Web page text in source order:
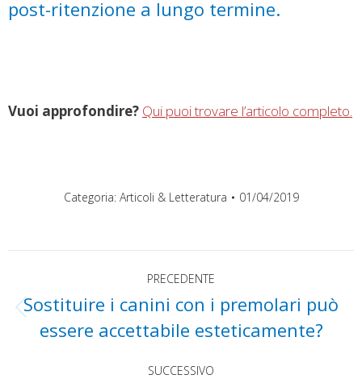
post-ritenzione a lungo termine.
Vuoi approfondire? Qui puoi trovare l’articolo completo.
Categoria: Articoli & Letteratura 01/04/2019
tra
PRECEDENTE
Post
precedente:
Sostituire i canini con i premolari può
essere accettabile esteticamente?
SUCCESSIVO